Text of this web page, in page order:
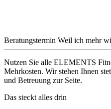
Beratungstermin Weil ich mehr
Nutzen Sie alle ELEMENTS
Mehrkosten. Wir stehen Ihnen
und Betreuung zur Seite.
Das steckt alles drin